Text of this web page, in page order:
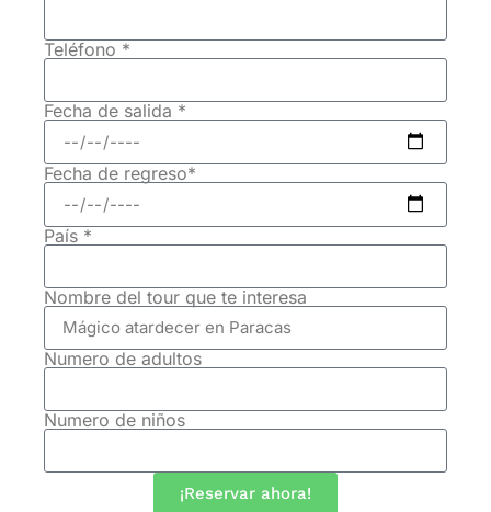
Teléfono *
Fecha de salida *
Fecha de regreso*
País *
Nombre del tour que te interesa
Numero de adultos
Numero de niños
¡Reservar ahora!